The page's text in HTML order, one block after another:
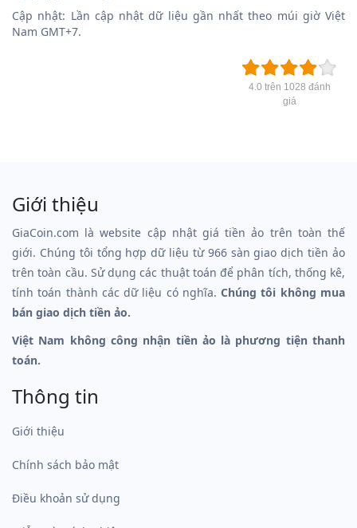
Cập nhật: Lần cập nhật dữ liệu gần nhất theo múi giờ Việt
Nam GMT+7.
4.0 trên 1028 đánh
giá
Giới thiệu
GiaCoin.com là website cập nhật giá tiền ảo trên toàn thế
giới. Chúng tôi tổng hợp dữ liệu từ 966 sàn giao dịch tiền ảo
trên toàn cầu. Sử dụng các thuật toán để phân tích, thống kê,
tính toán thành các dữ liệu có nghĩa.Chúng tôi không mua
bán giao dịch tiền ảo.
Việt Nam không công nhận tiền ảo là phương tiện thanh
toán.
Thông tin
Giới thiệu
Chính sách bảo mật
Điều khoản sử dụng